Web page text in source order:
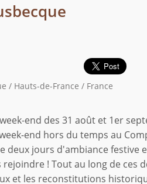
/ Hauts-de-France / France
end des 31 août et 1er
end hors du temps au
deux jours d'ambiance festive
! Tout au long de ces
et les reconstitutions